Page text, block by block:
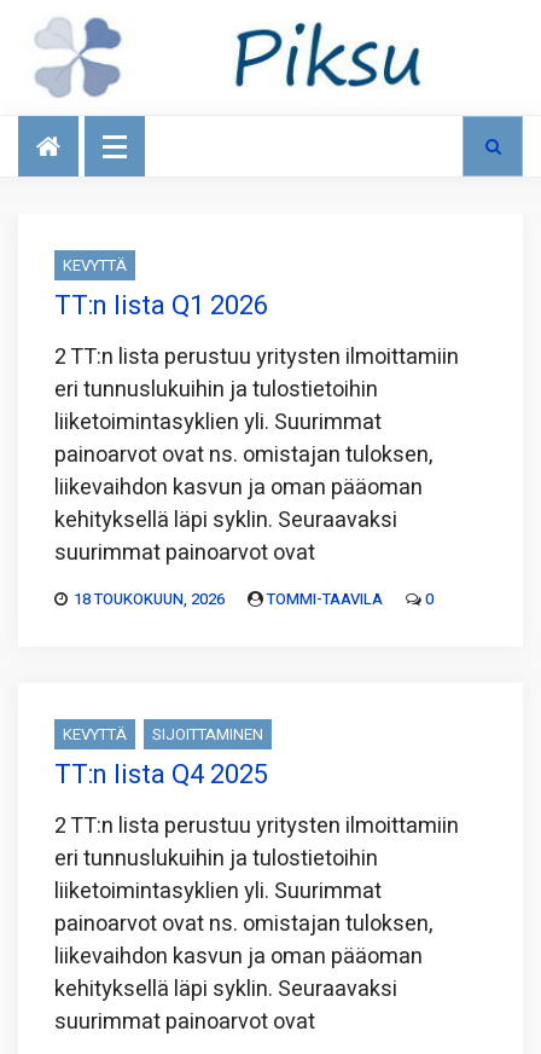
Talous
KEVYTTÄ
TT:n lista Q1 2026
2 TT:n lista perustuu yritysten ilmoittamiin
eri tunnuslukuihin ja tulostietoihin
liiketoimintasyklien yli. Suurimmat
painoarvot ovat ns. omistajan tuloksen,
liikevaihdon kasvun ja oman pääoman
kehityksellä läpi syklin. Seuraavaksi
suurimmat painoarvot ovat
18 TOUKOKUUN, 2026 TOMMI-TAAVILA 0
KEVYTTÄ SIJOITTAMINEN
TT:n lista Q4 2025
2 TT:n lista perustuu yritysten ilmoittamiin
eri tunnuslukuihin ja tulostietoihin
liiketoimintasyklien yli. Suurimmat
painoarvot ovat ns. omistajan tuloksen,
liikevaihdon kasvun ja oman pääoman
kehityksellä läpi syklin. Seuraavaksi
suurimmat painoarvot ovat